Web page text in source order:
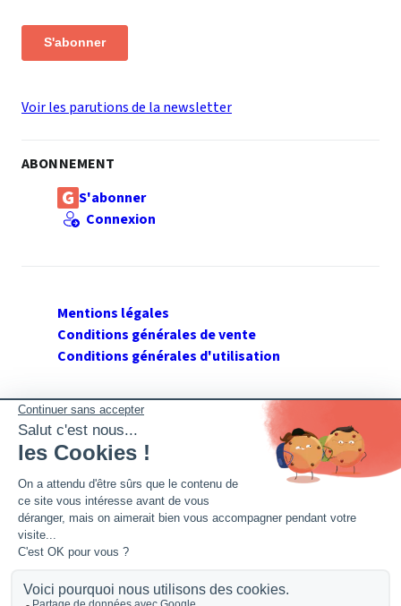
S'abonner
Voir les parutions de la newsletter
ABONNEMENT
S'abonner
Connexion
Mentions légales
Conditions générales de vente
Conditions générales d'utilisation
SUIVEZ GERANT DE SARL
Twitter
Facebook